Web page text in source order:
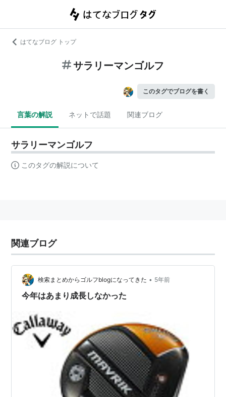
はてなブログ トップ
サラリーマンゴルフ
このタグでブログを書く
言葉の解説 ネットで話題 関連ブログ
サラリーマンゴルフ
このタグの解説について
関連ブログ
検索まとめからゴルフblogになってきた • 5年前
今年はあまり成長しなかった